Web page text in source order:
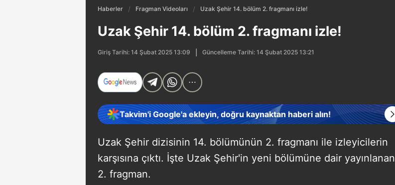
Haberler Fragman Videoları Uzak Şehir 14. bölüm 2. fragmanı izle!
Uzak Şehir 14. bölüm 2. fragmanı izle!
Giriş Tarihi: 14 Şubat 2025 13:09 Güncelleme Tarihi: 14 Şubat 2025 13:21
Takvim'i Google'a ekleyin, doğru kaynaktan haberi alın!
Uzak Şehir dizisinin 14. bölümünün 2. fragmanı ile izleyicilerin
karşısına çıktı. İşte Uzak Şehir'in yeni bölümüne dair yayınlanan
2. fragman.